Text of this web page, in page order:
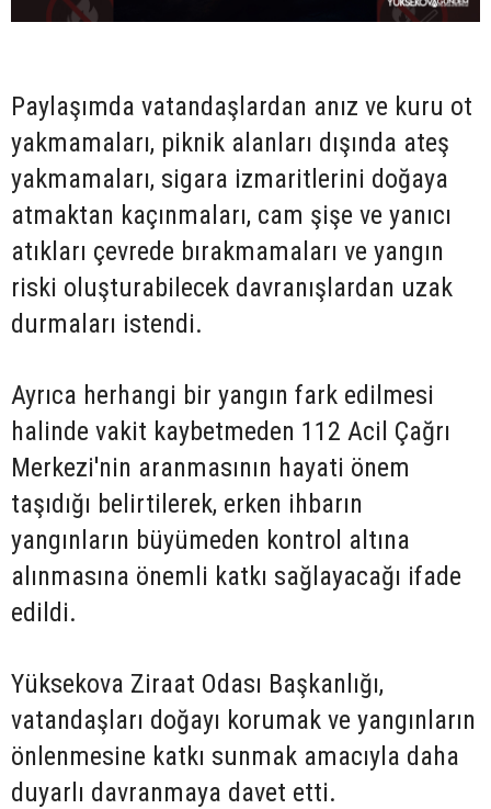
Paylaşımda vatandaşlardan anız ve kuru ot
yakmamaları, piknik alanları dışında ateş
yakmamaları, sigara izmaritlerini doğaya
atmaktan kaçınmaları, cam şişe ve yanıcı
atıkları çevrede bırakmamaları ve yangın
riski oluşturabilecek davranışlardan uzak
durmaları istendi.
Ayrıca herhangi bir yangın fark edilmesi
halinde vakit kaybetmeden 112 Acil Çağrı
Merkezi'nin aranmasının hayati önem
taşıdığı belirtilerek, erken ihbarın
yangınların büyümeden kontrol altına
alınmasına önemli katkı sağlayacağı ifade
edildi.
Yüksekova Ziraat Odası Başkanlığı,
vatandaşları doğayı korumak ve yangınların
önlenmesine katkı sunmak amacıyla daha
duyarlı davranmaya davet etti.